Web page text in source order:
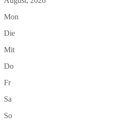
Mon
Die
Mit
Do
Fr
Sa
So